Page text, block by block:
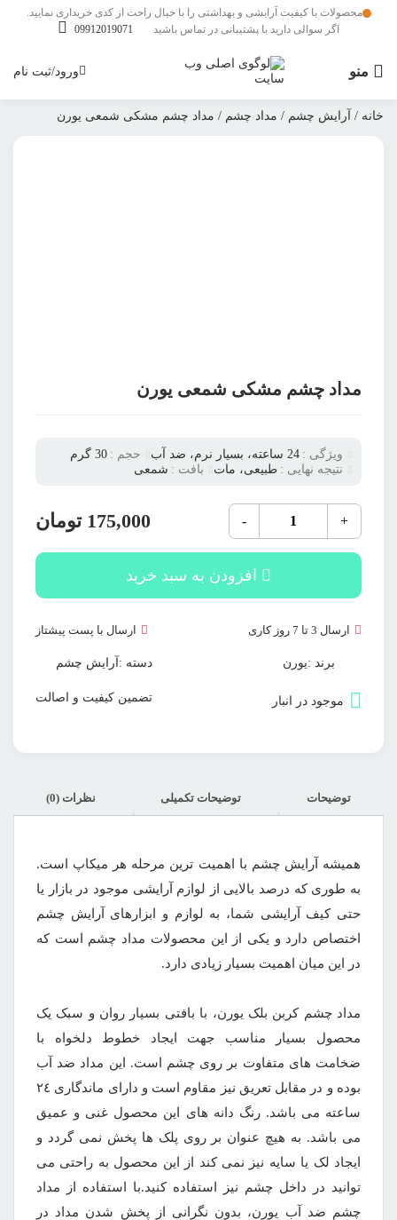
محصولات با کیفیت آرایشی و بهداشتی را با خیال راحت از کدی خریداری نمایید.
اگر سوالی دارید با پشتیبانی در تماس باشید
09912019071
منو ورود/ثبت نام
خانه / آرایش چشم / مداد چشم / مداد چشم مشکی شمعی یورن
مداد چشم مشکی شمعی یورن
ویژگی : 24 ساعته، بسیار نرم، ضد آب حجم : 30 گرم
نتیجه نهایی : طبیعی، مات بافت : شمعی
+
مداد
چشم
مشکی
شمعی
-
175,000 تومان
افزودن به سبد خرید
ارسال 3 تا 7 روز کاری ارسال با پست پیشتاز
برند :یورن
موجود در انبار
دسته : آرایش چشم
تضمین کیفیت و اصالت
توضیحات توضیحات تکمیلی نظرات (0)
همیشه آرایش چشم با اهمیت‌ ترین مرحله هر میکاپ است.
به طوری که درصد بالایی از لوازم آرایشی موجود در بازار یا
حتی کیف آرایشی شما، به لوازم و ابزارهای آرایش چشم
اختصاص دارد و یکی از این محصولات مداد چشم است که
در این میان اهمیت بسیار زیادی دارد.
مداد چشم کربن بلک یورن، با بافتی بسیار روان و سبک یک
محصول بسیار مناسب جهت ایجاد خطوط دلخواه با
ضخامت های متفاوت بر روی چشم است. این مداد ضد آب
بوده و در مقابل تعریق نیز مقاوم است و دارای ماندگاری ٢٤
ساعته می باشد. رنگ دانه های این محصول غنی و عمیق
می باشد. به هیچ عنوان بر روی پلک ها پخش نمی گردد و
ایجاد لک یا سایه نیز نمی کند از این محصول به راحتی می
توانید در داخل چشم نیز استفاده کنید.با استفاده از مداد
چشم ضد آب یورن، بدون نگرانی از پخش شدن مداد در